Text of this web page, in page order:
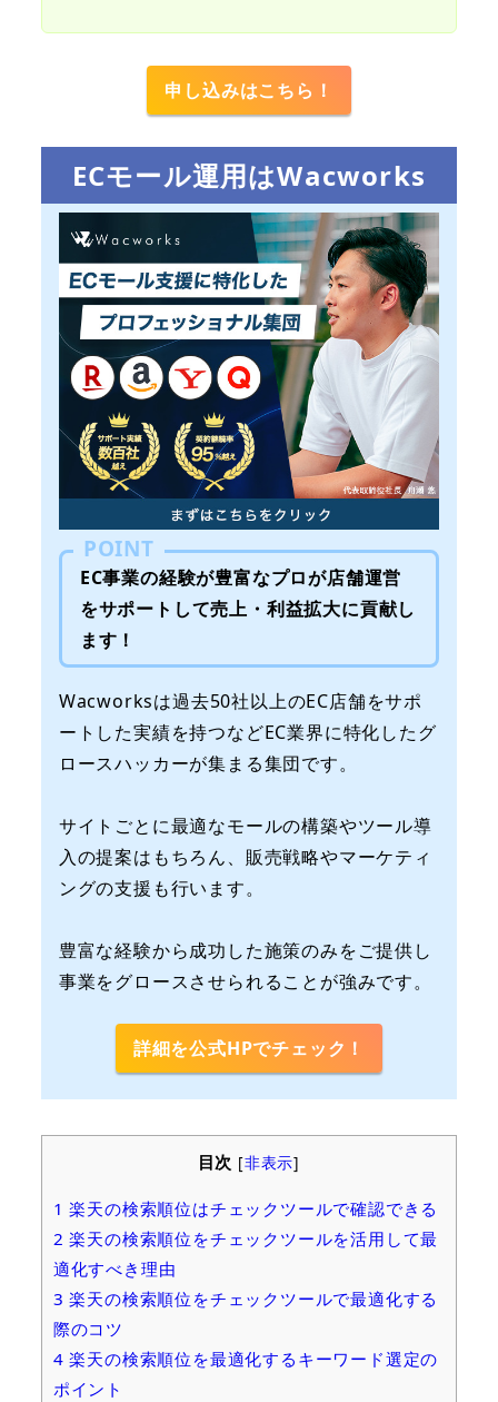
申し込みはこちら！
ECモール運用はWacworks
POINT
EC事業の経験が豊富なプロが店舗運営
をサポートして売上・利益拡大に貢献し
ます！
Wacworksは過去50社以上のEC店舗をサポ
ートした実績を持つなどEC業界に特化したグ
ロースハッカーが集まる集団です。
サイトごとに最適なモールの構築やツール導
入の提案はもちろん、販売戦略やマーケティ
ングの支援も行います。
豊富な経験から成功した施策のみをご提供し
事業をグロースさせられることが強みです。
詳細を公式HPでチェック！
目次 [非表示]
1 楽天の検索順位はチェックツールで確認できる
2 楽天の検索順位をチェックツールを活用して最
適化すべき理由
3 楽天の検索順位をチェックツールで最適化する
際のコツ
4 楽天の検索順位を最適化するキーワード選定の
ポイント